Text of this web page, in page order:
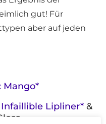
gut! Für
aber auf jeden
Mango*
Infaillible Lipliner*&